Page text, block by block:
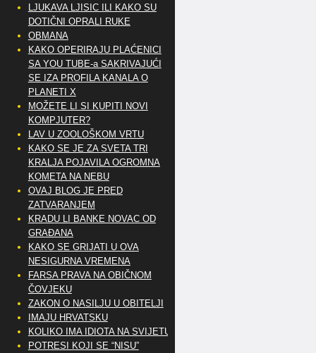
LJUKAVA LJISIC ILI KAKO SU
DOTIČNI OPRALI RUKE
OBMANA
KAKO OPERIRAJU PLAĆENICI
SA YOU TUBE-a SAKRIVAJUĆI
SE IZA PROFILA KANALA O
PLANETI X
MOŽETE LI SI KUPITI NOVI
KOMPJUTER?
LAV U ZOOLOŠKOM VRTU
KAKO SE JE ZA SVETA TRI
KRALJA POJAVILA OGROMNA
KOMETA NA NEBU
OVAJ BLOG JE PRED
ZATVARANJEM
KRADU LI BANKE NOVAC OD
GRAĐANA
KAKO SE GRIJATI U OVA
NESIGURNA VREMENA
FARSA PRAVA NA OBIČNOM
ČOVJEKU
ZAKON O NASILJU U OBITELJI
IMAJU HRVATSKU
KOLIKO IMA IDIOTA NA SVIJETU?
POTRESI KOJI SE “NISU”